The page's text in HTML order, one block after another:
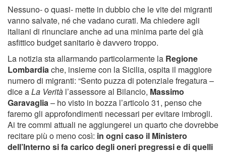
Nessuno- o quasi- mette in dubbio che le vite dei migranti
vanno salvate, né che vadano curati. Ma chiedere agli
italiani di rinunciare anche ad una minima parte del già
asfittico budget sanitario è davvero troppo.
La notizia sta allarmando particolarmente la Regione
Lombardiache, insieme con la Sicilia, ospita il maggiore
numero di migranti: “Sento puzza di potenziale fregatura –
dice aLa Verità l’assessore al Bilancio, Massimo
Garavaglia– ho visto in bozza l’articolo 31, penso che
faremo gli approfondimenti necessari per evitare imbrogli.
Ai tre commi attuali ne aggiungerei un quarto che dovrebbe
recitare più o meno così: in ogni caso il Ministero
dell’Interno si fa carico degli oneri pregressi e di quelli